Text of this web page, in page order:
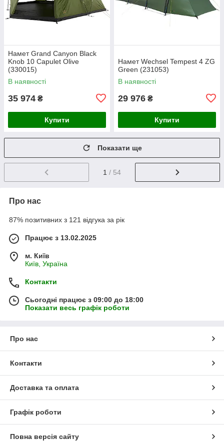
Намет Grand Canyon Black
Knob 10 Capulet Olive
(330015)
В наявності
35 974 ₴
Купити
Намет Wechsel Tempest 4 ZG
Green (231053)
В наявності
29 976 ₴
Купити
Показати ще
1 / 54
Про нас
87% позитивних з 121 відгука за рік
Працює з 13.02.2025
м. Київ
Київ, Україна
Контакти
Сьогодні працює з 09:00 до 18:00
Показати весь графік роботи
Про нас
Контакти
Доставка та оплата
Графік роботи
Повна версія сайту